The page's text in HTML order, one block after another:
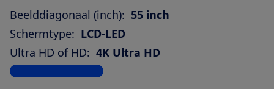
Beelddiagonaal (inch): 55 inch
Schermtype: LCD-LED
Ultra HD of HD: 4K Ultra HD
Bekijk alle specificaties